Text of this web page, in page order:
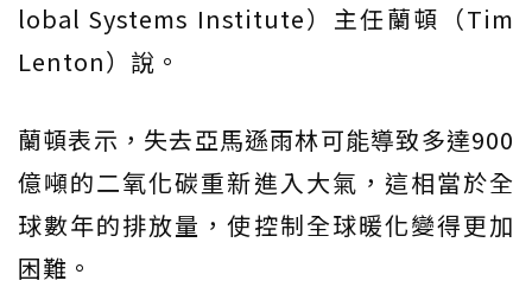
lobal Systems Institute）主任蘭頓（Tim
Lenton）說。
蘭頓表示，失去亞馬遜雨林可能導致多達900
億噸的二氧化碳重新進入大氣，這相當於全
球數年的排放量，使控制全球暖化變得更加
困難。